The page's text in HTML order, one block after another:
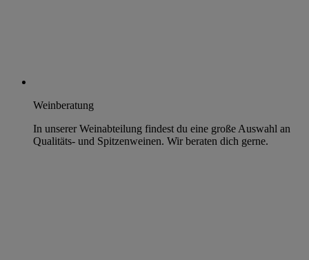
Weinberatung
In unserer Weinabteilung findest du eine große Auswahl an
Qualitäts- und Spitzenweinen. Wir beraten dich gerne.